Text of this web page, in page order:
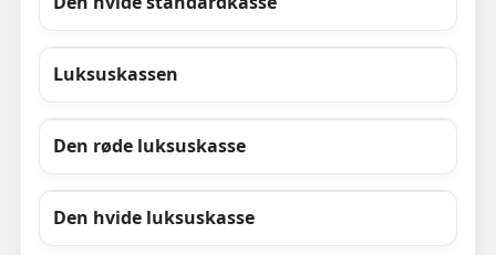
Luksuskassen
Den røde luksuskasse
Den hvide luksuskasse